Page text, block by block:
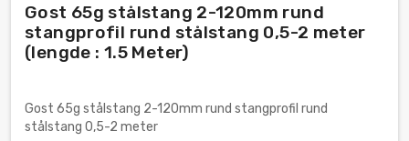
Gost 65g stålstang 2-120mm rund
stangprofil rund stålstang 0,5-2 meter
(lengde : 1.5 Meter)
Gost 65g stålstang 2-120mm rund stangprofil rund
stålstang 0,5-2 meter